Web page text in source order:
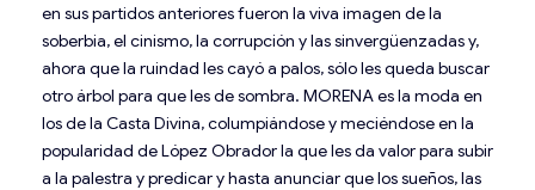
en sus partidos anteriores fueron la viva imagen de la
soberbia, el cinismo, la corrupción y las sinvergüenzadas y,
ahora que la ruindad les cayó a palos, sólo les queda buscar
otro árbol para que les de sombra. MORENA es la moda en
los de la Casta Divina, columpiándose y meciéndose en la
popularidad de López Obrador la que les da valor para subir
a la palestra y predicar y hasta anunciar que los sueños, las